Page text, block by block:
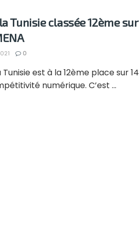
Tunisie classée 12ème sur
0
est à la 12ème place sur 14
numérique. C’est ...